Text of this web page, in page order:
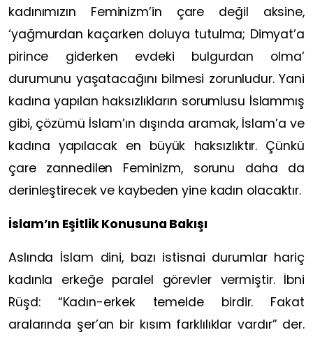
kadınımızın Feminizm’in çare değil aksine,
‘yağmurdan kaçarken doluya tutulma; Dimyat’a
pirince giderken evdeki bulgurdan olma’
durumunu yaşatacağını bilmesi zorunludur. Yani
kadına yapılan haksızlıkların sorumlusu İslammış
gibi, çözümü İslam’ın dışında aramak, İslam’a ve
kadına yapılacak en büyük haksızlıktır. Çünkü
çare zannedilen Feminizm, sorunu daha da
derinleştirecek ve kaybeden yine kadın olacaktır.
İslam’ın Eşitlik Konusuna Bakışı
Aslında İslam dini, bazı istisnai durumlar hariç
kadınla erkeğe paralel görevler vermiştir. İbni
Rüşd: “Kadın-erkek temelde birdir. Fakat
aralarında şer’an bir kısım farklılıklar vardır” der.